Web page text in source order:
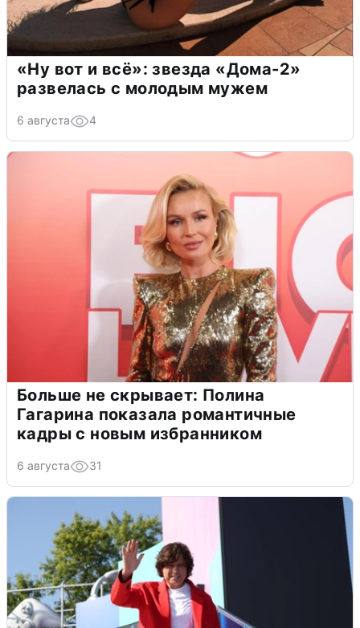
«Ну вот и всё»: звезда «Дома-2»
развелась с молодым мужем
6 августа 4
Больше не скрывает: Полина
Гагарина показала романтичные
кадры с новым избранником
6 августа 31